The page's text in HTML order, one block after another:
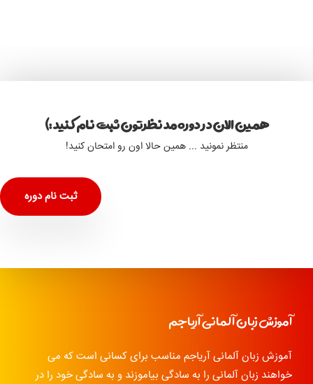
همین الان در دوره مد نظرتون ثبت نام کنید :)
منتظر نمونید ... همین حالا اون رو امتحان کنید!
ثبت نام دوره
آموزش زبان آلمانی آریاجم
آموزش زبان آلمانی آریاجم مناسب برای کسانی است که می
خواهند زبان آلمانی را به سادگی بیاموزند و به سادگی خود را در